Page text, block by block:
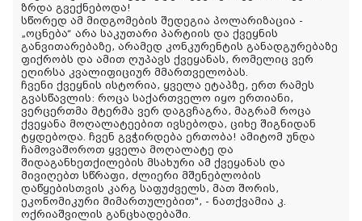
ზრდა გვექნებოდა!
სწორედ ამ მიდგომების შედეგია პოლარიზაცია -
„ოცნება“ არა საკუთარი პარტიის და ქვეყნის
განვითარებაზე, არამედ კონკურენტის განადგურებაზე
ფიქრობს და ამით ღუპავს ქვეყანას, რომელიც ვერ
ეღირსა კვალიფიციურ მმართველობას.
ჩვენი ქვეყნის ისტორია, ყველა ეტაპზე, ერთ რამეს
გვასწავლის: როცა საქართველო იყო ერთიანი,
ვერცერთმა მტერმა ვერ დაგვჩაგრა, მაგრამ როცა
ქვეყანა მოღალატეებით ივსებოდა, ციხე შიგნიდან
ტყდებოდა. ჩვენ გვჭირდება ერთობა! ამიტომ უნდა
ჩამოვაშოროთ ყველა მოღალატე და
შიდაგანხეთქილების მსახური ამ ქვეყანას და
მივიღებთ სწრაფი, ძლიერი მშენებლობის
დაწყებისთვის კარგ საფუძველს, მათ შორის,
ეკონომიკური მიმართულებით", - ნათქვამია კ.
ოქრიაშვილის განცხადებაში.